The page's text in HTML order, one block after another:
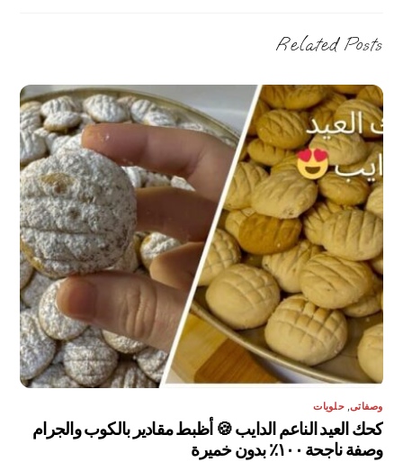
Related Posts
وصفاتى,حلويات
كحك العيد الناعم الدايب 🍪 أظبط مقادير بالكوب والجرام
وصفة ناجحة ١٠٠٪ بدون خميرة